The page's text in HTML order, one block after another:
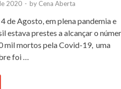
2020 - by Cena Aberta
de Agosto, em plena pandemia e
estava prestes a alcançar o
mil mortos pela Covid-19, uma
foi …